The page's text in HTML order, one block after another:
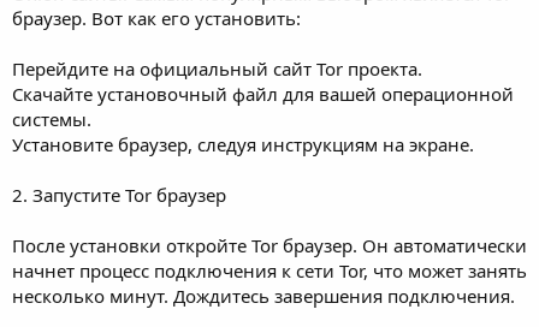
браузер. Вот как его установить:
Перейдите на oфициальный сайт Tor проекта.
Скачайте установочный файл для вашей операционной
системы.
Установите браузер, следуя инструкциям на экране.
2. Запустите Tor браузер
После установки откройте Tor браузер. Он автоматически
начнет процесс подключения к сети Tor, что может занять
несколько минут. Дождитесь завершения подключения.